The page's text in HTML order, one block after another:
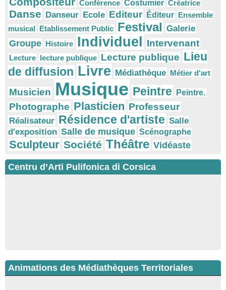
Conférence Costumier Créatrice
Danse Danseur Ecole Editeur Éditeur Ensemble
musical Etablissement Public Festival Galerie
Groupe Histoire Individuel Intervenant
Lecture lecture publique Lecture publique Lieu
de diffusion Livre Médiathèque Métier d'art
Musicien Musique Peintre Peintre.
Photographe Plasticien Professeur
Réalisateur Résidence d'artiste Salle
d'exposition Salle de musique Scénographe
Sculpteur Société Théâtre Vidéaste
Centru d’Arti Pulifonica di Corsica
Animations des Médiathèques Territoriales